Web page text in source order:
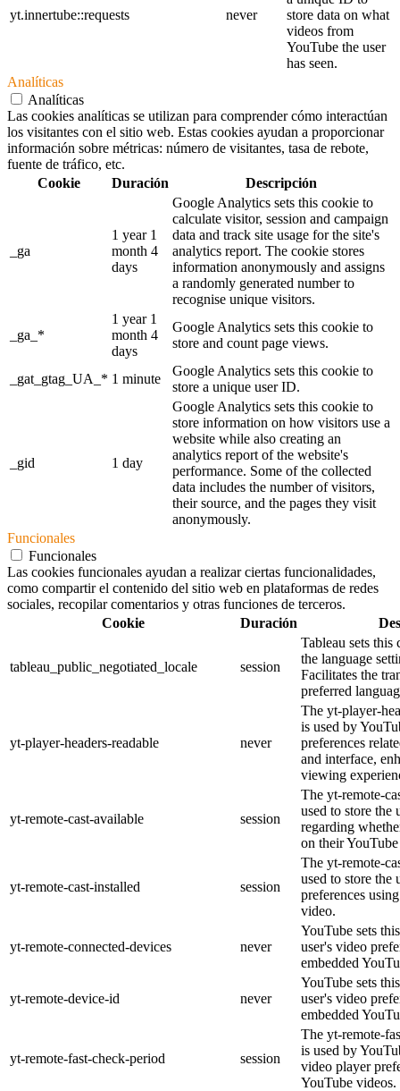
yt.innertube::requests never
store data on what
videos from
YouTube the user
has seen.
Analíticas
Analíticas
Las cookies analíticas se utilizan para comprender cómo interactúan
los visitantes con el sitio web. Estas cookies ayudan a proporcionar
información sobre métricas: número de visitantes, tasa de rebote,
fuente de tráfico, etc.
Cookie
Duración Descripción
_ga
1 year 1
month 4
days
Google Analytics sets this cookie to
calculate visitor, session and campaign
data and track site usage for the site's
analytics report. The cookie stores
information anonymously and assigns
a randomly generated number to
recognise unique visitors.
_ga_*
1 year 1
month 4
days
Google Analytics sets this cookie to
store and count page views.
_gat_gtag_UA_* 1 minute
Google Analytics sets this cookie to
store a unique user ID.
_gid 1 day
Google Analytics sets this cookie to
store information on how visitors use a
website while also creating an
analytics report of the website's
performance. Some of the collected
data includes the number of visitors,
their source, and the pages they visit
anonymously.
Funcionales
Funcionales
Las cookies funcionales ayudan a realizar ciertas funcionalidades,
como compartir el contenido del sitio web en plataformas de redes
sociales, recopilar comentarios y otras funciones de terceros.
Cookie
Duración
tableau_public_negotiated_locale session
Tableau sets
the language
Facilitates the
preferred
yt-player-headers-readable never
The yt-player-
is used by
preferences
and interface,
viewing
yt-remote-cast-available session
The yt-remote-
used to store the
regarding
on their
yt-remote-cast-installed session
The yt-remote-
used to store the
preferences
video.
yt-remote-connected-devices never
YouTube sets
user's video
embedded
yt-remote-device-id never
YouTube sets
user's video
embedded
yt-remote-fast-check-period session
The yt-remote-
is used by
video player
YouTube videos.